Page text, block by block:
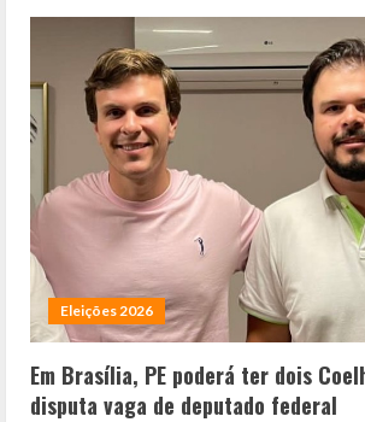
Eleições 2026
Em Brasília, PE poderá ter dois
disputa vaga de deputado federal